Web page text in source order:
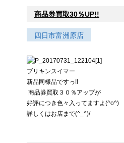
商品券買取30％UP!!
四日市富洲原店
ブリキンスイマー
新品同様品ですっ!!
商品券買取３０％アップが
好評につき色々入ってますよ(^o^)
詳しくはお店まで(^_^)/